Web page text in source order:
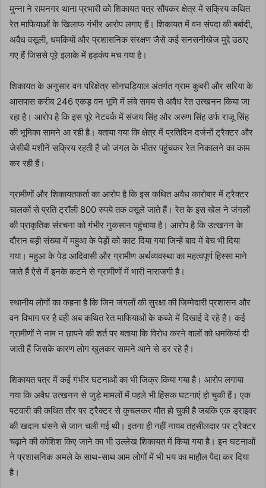
मुन्ना ने रामनगर थाना प्रभारी को शिकायत पत्र सौंपकर क्षेत्र में सक्रिय कथित
रेत माफियाओं के खिलाफ गंभीर आरोप लगाए हैं। शिकायत में वन संपदा की बर्बादी,
अवैध वसूली, धमकियों और प्रशासनिक संरक्षण जैसे कई सनसनीखेज मुद्दे उठाए
गए हैं जिससे पूरे इलाके में हड़कंप मच गया है।
शिकायत के अनुसार वन परिक्षेत्र सोनघड़ियाल अंतर्गत ग्राम कुबरी और सरिया के
आसपास करीब 246 एकड़ वन भूमि में लंबे समय से अवैध रेत उत्खनन किया जा
रहा है। आरोप है कि इस पूरे नेटवर्क में संजय सिंह और अरुण सिंह उर्फ राजू सिंह
की भूमिका सामने आ रही है। बताया गया कि क्षेत्र में प्रतिदिन दर्जनों ट्रैक्टर और
जेसीबी मशीनें सक्रिय रहती हैं जो जंगल के भीतर पहुंचकर रेत निकालने का काम
कर रही हैं।
ग्रामीणों और शिकायतकर्ता का आरोप है कि इस कथित अवैध कारोबार में ट्रैक्टर
चालकों से प्रति ट्रॉली 800 रुपये तक वसूले जाते हैं। रेत के इस खेल ने जंगलों
की प्राकृतिक संरचना को गंभीर नुकसान पहुंचाया है। आरोप है कि उत्खनन के
दौरान बड़ी संख्या में महुआ के पेड़ों को काट दिया गया जिन्हें बाद में बेच भी दिया
गया। महुआ के पेड़ आदिवासी और ग्रामीण अर्थव्यवस्था का महत्वपूर्ण हिस्सा माने
जाते हैं ऐसे में इनके कटने से ग्रामीणों में भारी नाराजगी है।
स्थानीय लोगों का कहना है कि जिन जंगलों की सुरक्षा की जिम्मेदारी प्रशासन और
वन विभाग पर है वही अब कथित रेत माफियाओं के कब्जे में दिखाई दे रहे हैं। कई
ग्रामीणों ने नाम न छापने की शर्त पर बताया कि विरोध करने वालों को धमकियां दी
जाती हैं जिसके कारण लोग खुलकर सामने आने से डर रहे हैं।
शिकायत पत्र में कई गंभीर घटनाओं का भी जिक्र किया गया है। आरोप लगाया
गया कि अवैध उत्खनन से जुड़े मामलों में पहले भी हिंसक घटनाएं हो चुकी हैं। एक
पटवारी की कथित तौर पर ट्रैक्टर से कुचलकर मौत हो चुकी है जबकि एक ड्राइवर
की खदान धंसने से जान चली गई थी। इतना ही नहीं नायब तहसीलदार पर ट्रैक्टर
चढ़ाने की कोशिश किए जाने का भी उल्लेख शिकायत में किया गया है। इन घटनाओं
ने प्रशासनिक अमले के साथ-साथ आम लोगों में भी भय का माहौल पैदा कर दिया
है।